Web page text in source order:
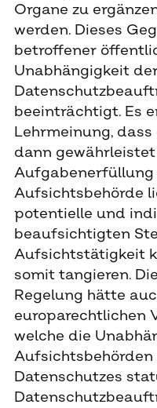
Organe zu
werden. Dieses
betroffener
Unabhängigkeit
beeinträchtigt. Es
Lehrmeinung,
dann
Aufgabenerfüllung
Aufsichtsbehörde
potentielle und
beaufsichtigten
Aufsichtstätigkeit
somit tangieren.
Regelung hätte
europarechtlichen
welche die
Aufsichtsbehörden
Datenschutzes